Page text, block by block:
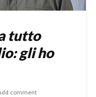
tutto
gli ho
comment